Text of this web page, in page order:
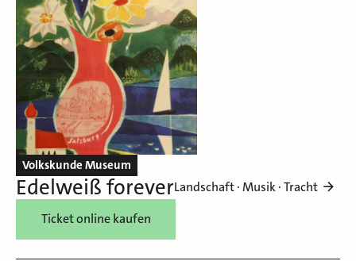
Volkskunde Museum
Edelweiß foreverLandschaft · Musik · Tracht
Ticket online kaufen